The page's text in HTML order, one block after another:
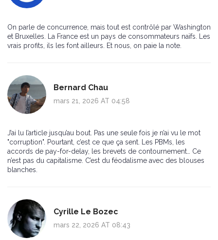
On parle de concurrence, mais tout est contrôlé par Washington
et Bruxelles. La France est un pays de consommateurs naïfs. Les
vrais profits, ils les font ailleurs. Et nous, on paie la note.
Bernard Chau
mars 21, 2026 AT 04:58
J’ai lu l’article jusqu’au bout. Pas une seule fois je n’ai vu le mot
"corruption". Pourtant, c’est ce que ça sent. Les PBMs, les
accords de pay-for-delay, les brevets de contournement… Ce
n’est pas du capitalisme. C’est du féodalisme avec des blouses
blanches.
Cyrille Le Bozec
mars 22, 2026 AT 08:43